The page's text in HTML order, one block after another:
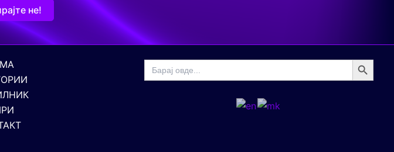
не!
Search
for:
Search Button